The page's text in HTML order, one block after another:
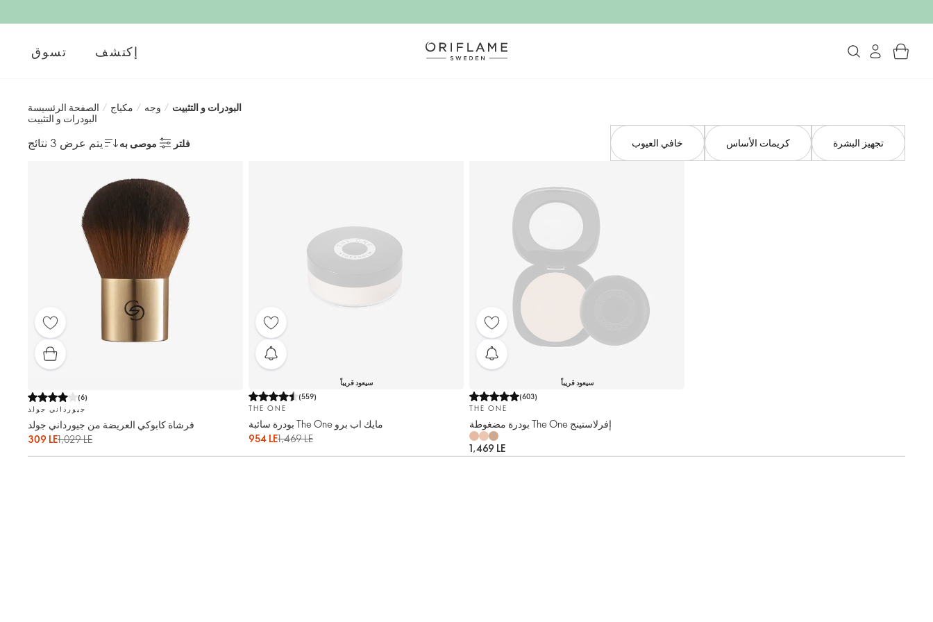
تسوق إكتشف
الصفحة الرئسيسة / مكياج / وجه / البودرات و التثبيت
البودرات و التثبيت
يتم عرض 3 نتائج موصى به فلتر خافي العيوب كريمات الأساس تجهيز البشرة
(6)
جيورداني جولد
فرشاة كابوكي العريضة من جيورداني جولد
309 LE1,029 LE
سيعود قريباً
(559)
THE ONE
بودرة سائبة The One مايك اب برو
954 LE1,469 LE
سيعود قريباً
(603)
THE ONE
بودرة مضغوطة The One إفرلاستينج
1,469 LE